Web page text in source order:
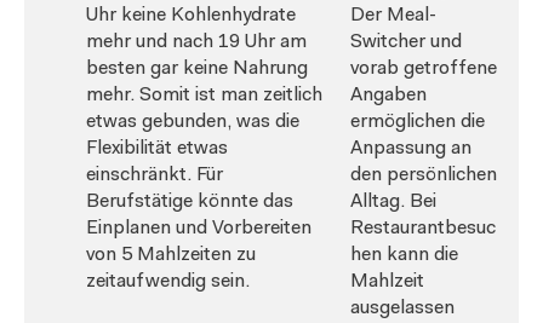
Uhr keine Kohlenhydrate
mehr und nach 19 Uhr am
besten gar keine Nahrung
mehr. Somit ist man zeitlich
etwas gebunden, was die
Flexibilität etwas
einschränkt. Für
Berufstätige könnte das
Einplanen und Vorbereiten
von 5 Mahlzeiten zu
zeitaufwendig sein.
Der Meal-
Switcher und
vorab getroffene
Angaben
ermöglichen die
Anpassung an
den persönlichen
Alltag. Bei
Restaurantbesuc
hen kann die
Mahlzeit
ausgelassen